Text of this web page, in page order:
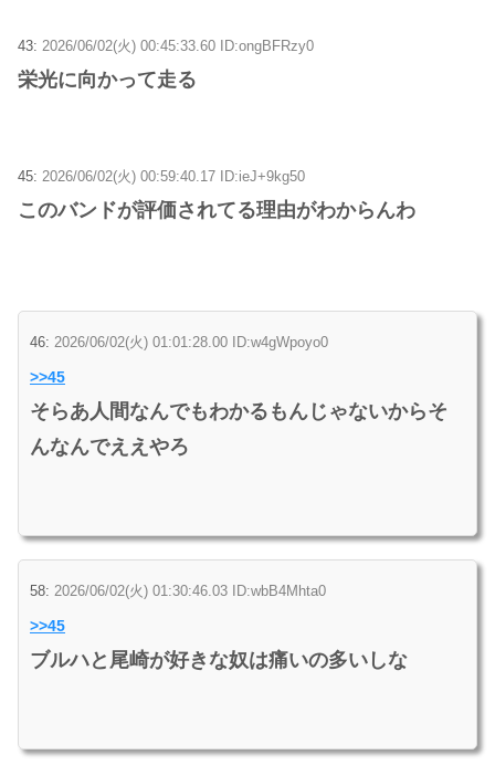
43: 2026/06/02(火) 00:45:33.60 ID:ongBFRzy0
栄光に向かって走る
45: 2026/06/02(火) 00:59:40.17 ID:ieJ+9kg50
このバンドが評価されてる理由がわからんわ
46: 2026/06/02(火) 01:01:28.00 ID:w4gWpoyo0
>>45
そらあ人間なんでもわかるもんじゃないからそ
んなんでええやろ
58: 2026/06/02(火) 01:30:46.03 ID:wbB4Mhta0
>>45
ブルハと尾崎が好きな奴は痛いの多いしな